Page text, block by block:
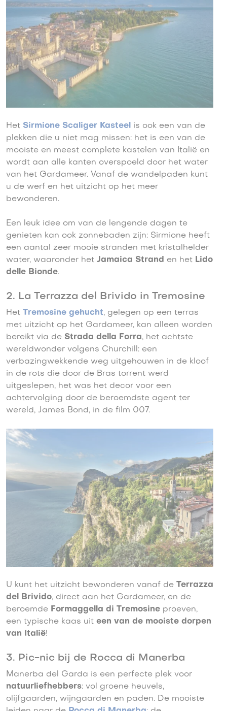
Het Sirmione Scaliger Kasteel is ook een van de
plekken die u niet mag missen: het is een van de
mooiste en meest complete kastelen van Italië en
wordt aan alle kanten overspoeld door het water
van het Gardameer. Vanaf de wandelpaden kunt
u de werf en het uitzicht op het meer
bewonderen.
Een leuk idee om van de lengende dagen te
genieten kan ook zonnebaden zijn: Sirmione heeft
een aantal zeer mooie stranden met kristalhelder
water, waaronder het Jamaica Strand en het Lido
delle Bionde.
2. La Terrazza del Brivido in Tremosine
Het Tremosine gehucht, gelegen op een terras
met uitzicht op het Gardameer, kan alleen worden
bereikt via de Strada della Forra, het achtste
wereldwonder volgens Churchill: een
verbazingwekkende weg uitgehouwen in de kloof
in de rots die door de Bras torrent werd
uitgeslepen, het was het decor voor een
achtervolging door de beroemdste agent ter
wereld, James Bond, in de film 007.
U kunt het uitzicht bewonderen vanaf de Terrazza
del Brivido, direct aan het Gardameer, en de
beroemde Formaggella di Tremosine proeven,
een typische kaas uit een van de mooiste dorpen
van Italië!
3. Pic-nic bij de Rocca di Manerba
Manerba del Garda is een perfecte plek voor
natuurliefhebbers: vol groene heuvels,
olijfgaarden, wijngaarden en paden. De mooiste